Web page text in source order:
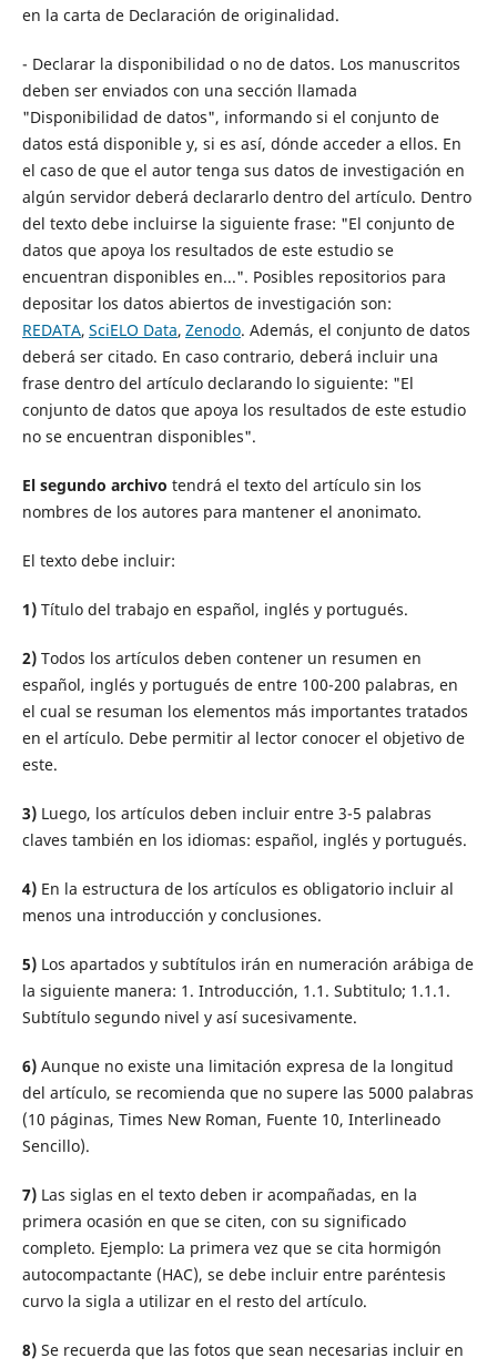
en la carta de Declaración de originalidad.
- Declarar la disponibilidad o no de datos. Los manuscritos
deben ser enviados con una sección llamada
"Disponibilidad de datos", informando si el conjunto de
datos está disponible y, si es así, dónde acceder a ellos. En
el caso de que el autor tenga sus datos de investigación en
algún servidor deberá declararlo dentro del artículo. Dentro
del texto debe incluirse la siguiente frase: "El conjunto de
datos que apoya los resultados de este estudio se
encuentran disponibles en...". Posibles repositorios para
depositar los datos abiertos de investigación son:
REDATA, SciELO Data, Zenodo. Además, el conjunto de datos
deberá ser citado. En caso contrario, deberá incluir una
frase dentro del artículo declarando lo siguiente: "El
conjunto de datos que apoya los resultados de este estudio
no se encuentran disponibles".
El segundo archivo tendrá el texto del artículo sin los
nombres de los autores para mantener el anonimato.
El texto debe incluir:
1)Título del trabajo en español, inglés y portugués.
2)Todos los artículos deben contener un resumen en
español, inglés y portugués de entre 100-200 palabras, en
el cual se resuman los elementos más importantes tratados
en el artículo. Debe permitir al lector conocer el objetivo de
este.
3)Luego, los artículos deben incluir entre 3-5 palabras
claves también en los idiomas: español, inglés y portugués.
4)En la estructura de los artículos es obligatorio incluir al
menos una introducción y conclusiones.
5)Los apartados y subtítulos irán en numeración arábiga de
la siguiente manera: 1. Introducción, 1.1. Subtitulo; 1.1.1.
Subtítulo segundo nivel y así sucesivamente.
6)Aunque no existe una limitación expresa de la longitud
del artículo, se recomienda que no supere las 5000 palabras
(10 páginas, Times New Roman, Fuente 10, Interlineado
Sencillo).
7)Las siglas en el texto deben ir acompañadas, en la
primera ocasión en que se citen, con su significado
completo. Ejemplo: La primera vez que se cita hormigón
autocompactante (HAC), se debe incluir entre paréntesis
curvo la sigla a utilizar en el resto del artículo.
8)Se recuerda que las fotos que sean necesarias incluir en